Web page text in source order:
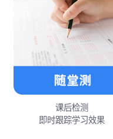
课后检测
即时跟踪学习效果